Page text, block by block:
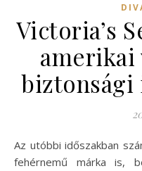
Victoria’s
amerikai
biztonsági
Az utóbbi időszakban számos üzletlánc, köztük egy neves
fehérnemű márka is,